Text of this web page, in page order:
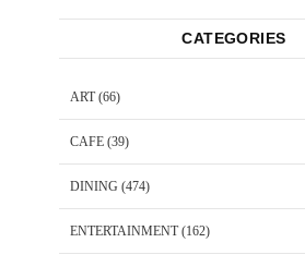
CATEGORIES
ART(66)
CAFE (39)
DINING (474)
ENTERTAINMENT(162)